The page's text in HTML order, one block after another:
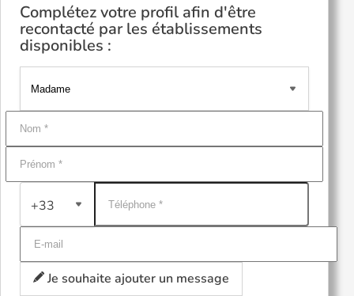
Complétez votre profil afin d'être
recontacté par les établissements
disponibles :
+33
Je souhaite ajouter un message